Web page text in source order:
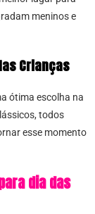
meninos e
Crianças
ótima escolha na
todos
esse momento
dia das